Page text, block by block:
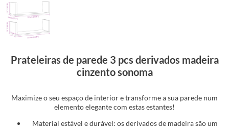
Prateleiras de parede 3 pcs derivados madeira
cinzento sonoma
Maximize o seu espaço de interior e transforme a sua parede num
elemento elegante com estas estantes!
Material estável e durável: os derivados de madeira são um